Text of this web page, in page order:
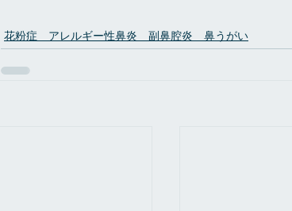
花粉症 アレルギー性鼻炎 副鼻腔炎 鼻うがい